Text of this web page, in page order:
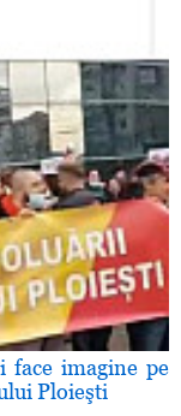
face imagine pe
Ploieşti